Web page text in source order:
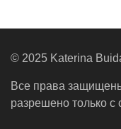
© 2025 Katerina
Все права
разрешено только с